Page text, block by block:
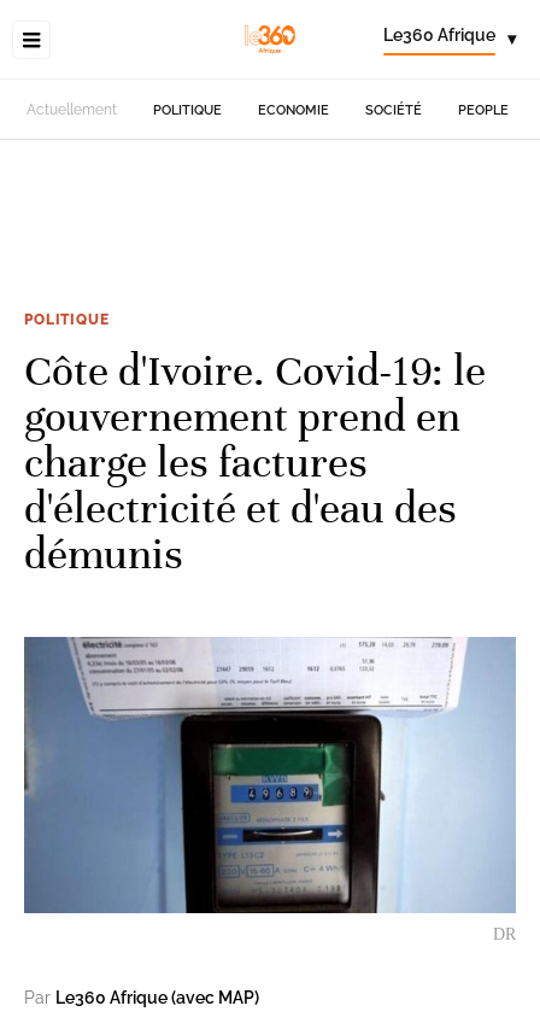
Le360 Afrique ▾
Actuellement POLITIQUE ECONOMIE SOCIÉTÉ PEOPLE
POLITIQUE
Côte d'Ivoire. Covid-19: le
gouvernement prend en
charge les factures
d'électricité et d'eau des
démunis
DR
Par Le360 Afrique (avec MAP)